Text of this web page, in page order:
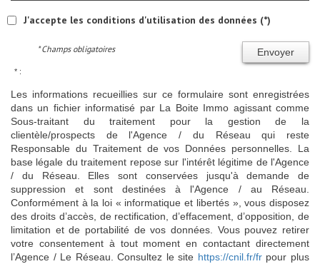
J'accepte les conditions d'utilisation des données (*)
Envoyer
* Champs obligatoires
* :
Les informations recueillies sur ce formulaire sont enregistrées
dans un fichier informatisé par La Boite Immo agissant comme
Sous-traitant du traitement pour la gestion de la
clientèle/prospects de l'Agence / du Réseau qui reste
Responsable du Traitement de vos Données personnelles. La
base légale du traitement repose sur l'intérêt légitime de l'Agence
/ du Réseau. Elles sont conservées jusqu'à demande de
suppression et sont destinées à l'Agence / au Réseau.
Conformément à la loi « informatique et libertés », vous disposez
des droits d’accès, de rectification, d’effacement, d’opposition, de
limitation et de portabilité de vos données. Vous pouvez retirer
votre consentement à tout moment en contactant directement
l’Agence / Le Réseau. Consultez le site https://cnil.fr/frpour plus